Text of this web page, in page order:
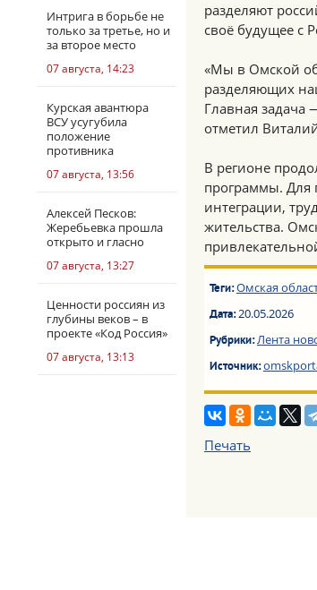
Интрига в борьбе не
только за третье, но и
за второе место
07 августа, 14:23
Курская авантюра
ВСУ усугубила
положение
противника
07 августа, 13:56
Алексей Песков:
Жеребьевка прошла
открыто и гласно
07 августа, 13:27
Ценности россиян из
глубины веков – в
проекте «Код Россия»
07 августа, 13:13
разделяют
своё будущее с
«Мы в Омской
разделяющих
Главная задача
отметил
В регионе
программы. Для
интеграции,
жительства.
Теги:Омская
Дата:20.05.2026
Рубрики:Лента
Источник:
Печать